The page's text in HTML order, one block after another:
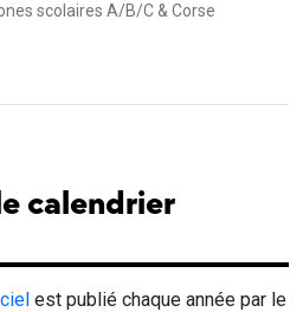
scolaires A/B/C & Corse
calendrier
est publié chaque année par le